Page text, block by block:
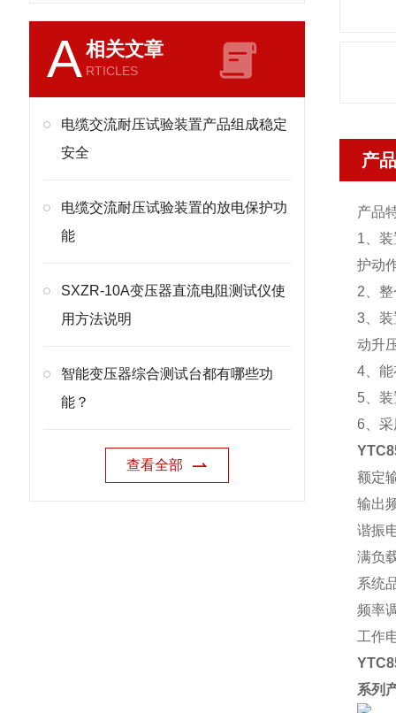
A相关文章
RTICLES
电缆交流耐压试验装置产品组成稳定
安全
电缆交流耐压试验装置的放电保护功
能
SXZR-10A变压器直流电阻测试仪使
用方法说明
智能变压器综合测试台都有哪些功
能？
查看全部
产
产品
1、
护动
2、
3、
动升
4、
5、
6、
额定
输
谐振
满负
系统
频率
工作
系列